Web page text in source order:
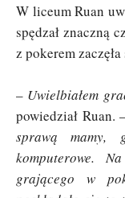
W liceum Ruan
spędzał znaczną
z pokerem
– Uwielbiałem
powiedział Ruan.
sprawą
komputerowe.
grającego w